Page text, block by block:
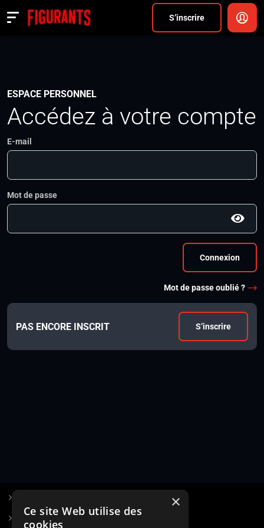
S’inscrire
Actualités
FAQ
ESPACE PERSONNEL
Accédez à votre compte
E-mail
Mot de passe
Connexion
Mot de passe oublié ?
PAS ENCORE INSCRIT S’inscrire
Questions fréquentes
×
Ce site Web utilise des
cookies